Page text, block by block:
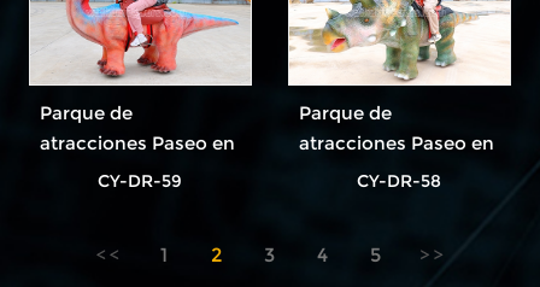
Parque de
atracciones Paseo en
dinosaurio El paseo
CY-DR-59
Parque de
atracciones Paseo en
dinosaurio El paseo
CY-DR-58
1 2 3 4 5